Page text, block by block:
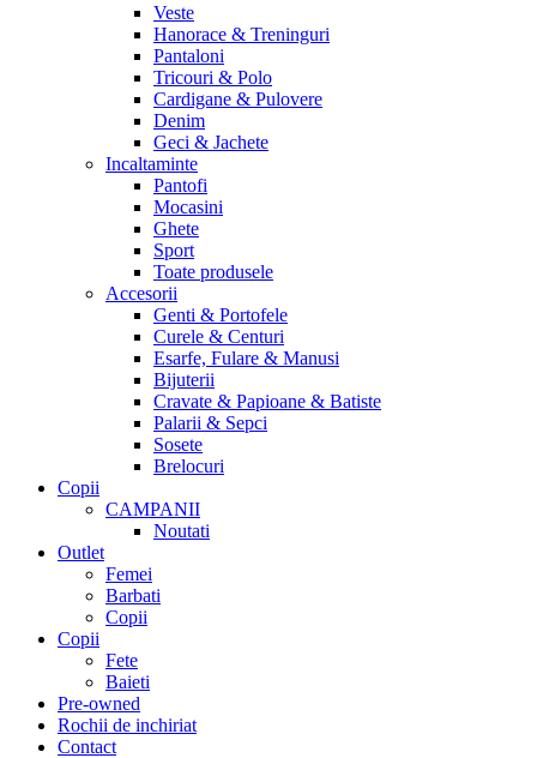
Veste
Hanorace & Treninguri
Pantaloni
Tricouri & Polo
Cardigane & Pulovere
Denim
Geci & Jachete
Incaltaminte
Pantofi
Mocasini
Ghete
Sport
Toate produsele
Accesorii
Genti & Portofele
Curele & Centuri
Esarfe, Fulare & Manusi
Bijuterii
Cravate & Papioane & Batiste
Palarii & Sepci
Sosete
Brelocuri
Copii
CAMPANII
Noutati
Outlet
Femei
Barbati
Copii
Copii
Fete
Baieti
Pre-owned
Rochii de inchiriat
Contact